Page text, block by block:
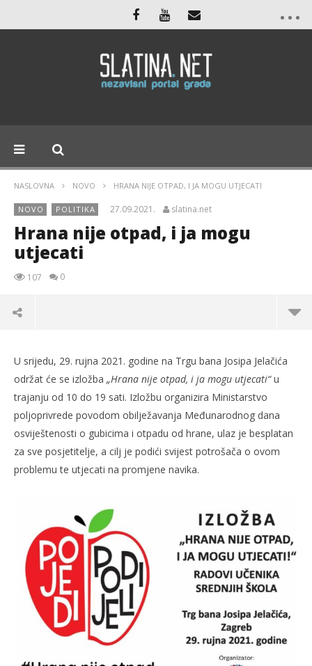
NASLOVNA NOVO HRANA NIJE OTPAD, I JA MOGU UTJECATI
NOVO POLITIKA 27.09.2021. slatina.net
Hrana nije otpad, i ja mogu
utjecati
107 0
TRENUTNO OTVORENO
Hrana nije otpad, i ja mogu utjecati
27.09.2021.
slatina.net
U srijedu, 29. rujna 2021. godine na Trgu bana Josipa Jelačića
održat će se izložba „Hrana nije otpad, i ja mogu utjecati“u
trajanju od 10 do 19 sati. Izložbu organizira Ministarstvo
poljoprivrede povodom obilježavanja Međunarodnog dana
osviještenosti o gubicima i otpadu od hrane, ulaz je besplatan
za sve posjetitelje, a cilj je podići svijest potrošača o ovom
problemu te utjecati na promjene navika.